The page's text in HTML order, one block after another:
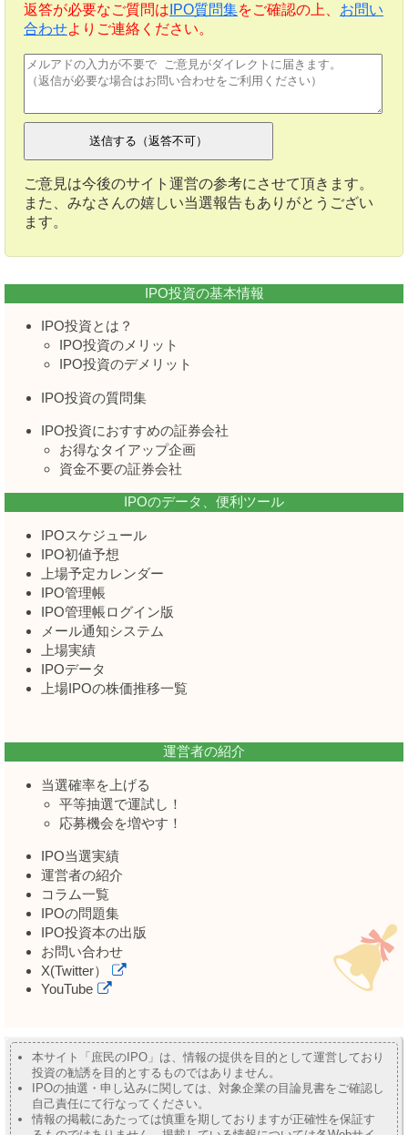
返答が必要なご質問は IPO質問集をご確認の上、 お問い
合わせよりご連絡ください。
ご意見は今後のサイト運営の参考にさせて頂きます。
また、みなさんの嬉しい当選報告もありがとうござい
ます。
IPO投資の基本情報
IPO投資とは？
IPO投資のメリット
IPO投資のデメリット
IPO投資の質問集
IPO投資におすすめの証券会社
お得なタイアップ企画
資金不要の証券会社
IPOのデータ、便利ツール
IPOスケジュール
IPO初値予想
上場予定カレンダー
IPO管理帳
IPO管理帳ログイン版
メール通知システム
上場実績
IPOデータ
上場IPOの株価推移一覧
運営者の紹介
当選確率を上げる
平等抽選で運試し！
応募機会を増やす！
IPO当選実績
運営者の紹介
コラム一覧
IPOの問題集
IPO投資本の出版
お問い合わせ
X(Twitter）
YouTube
本サイト「庶民のIPO」は、情報の提供を目的として運営しており
投資の勧誘を目的とするものではありません。
IPOの抽選・申し込みに関しては、対象企業の目論見書をご確認し
自己責任にて行なってください。
情報の掲載にあたっては慎重を期しておりますが正確性を保証す